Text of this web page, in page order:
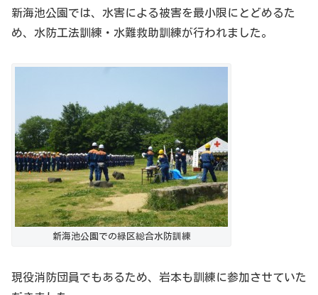
新海池公園では、水害による被害を最小限にとどめるた
め、水防工法訓練・水難救助訓練が行われました。
新海池公園での緑区総合水防訓練
現役消防団員でもあるため、岩本も訓練に参加させていた